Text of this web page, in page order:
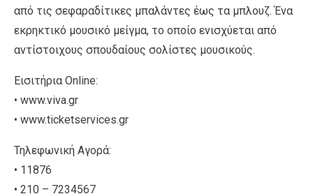
από τις σεφαραδίτικες μπαλάντες έως τα μπλουζ. Ένα
εκρηκτικό μουσικό μείγμα, το οποίο ενισχύεται από
αντίστοιχους σπουδαίους σολίστες μουσικούς.
Εισιτήρια Online:
• www.viva.gr
• www.ticketservices.gr
Τηλεφωνική Αγορά:
• 11876
• 210 – 7234567